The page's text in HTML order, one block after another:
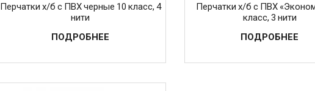
Перчатки х/б с ПВХ черные 10 класс, 4
нити
ПОДРОБНЕЕ
Перчатки х/б с ПВХ
класс, 3 нити
ПОДРОБНЕЕ